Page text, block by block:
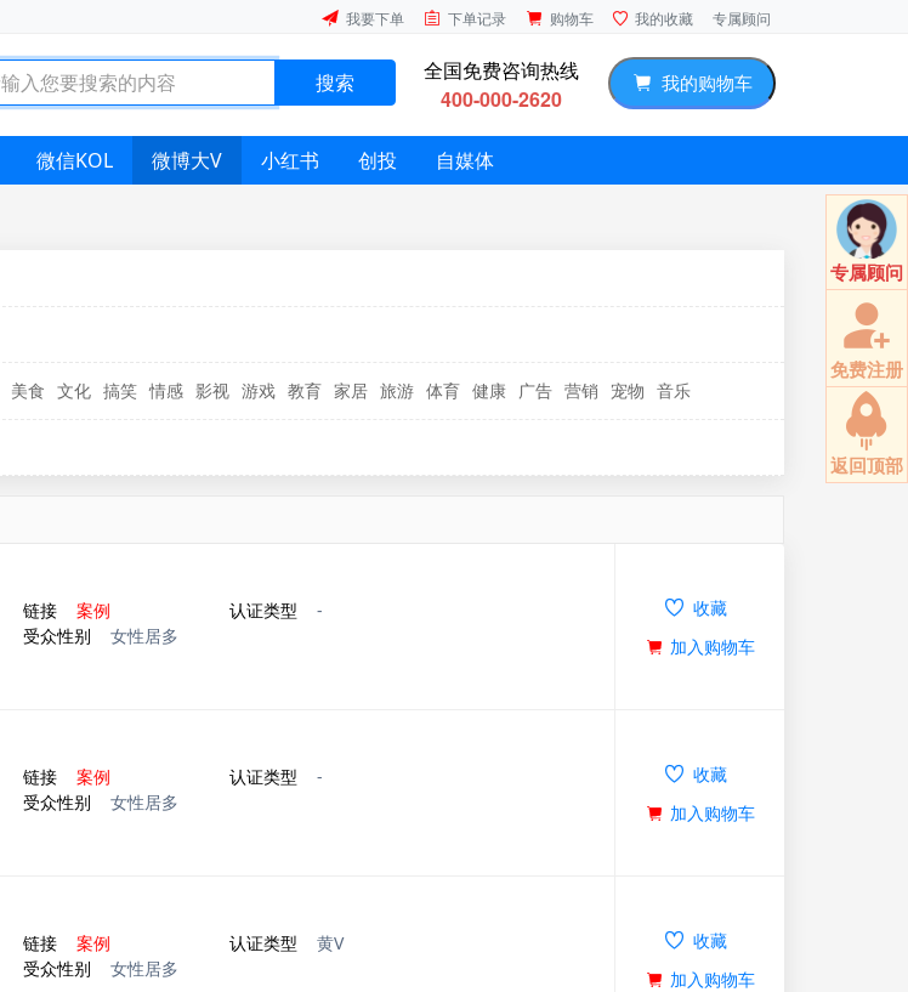
我要下单 下单记录 购物车 我的收藏 专属顾问
搜索 全国免费咨询热线
400-000-2620
我的购物车
微信KOL 微博大V 小红书 创投 自媒体
美食 文化 搞笑 情感 影视 游戏 教育 家居 旅游 体育 健康 广告 营销 宠物 音乐
链接 案例 认证类型
-
受众性别 女性居多
收藏
加入购物车
链接 案例 认证类型
-
受众性别 女性居多
收藏
加入购物车
链接 案例 认证类型
黄V
受众性别 女性居多
收藏
加入购物车
专属顾问
免费注册
返回顶部